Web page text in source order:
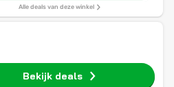
Alle deals van deze winkel
Bekijk deals